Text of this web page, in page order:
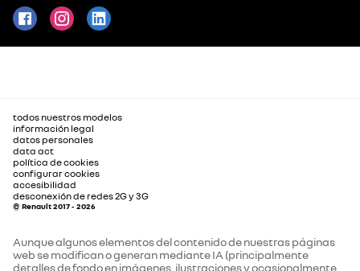
todos nuestros modelos
información legal
datos personales
data act
política de cookies
configurar cookies
accesibilidad
desconexión de redes 2G y 3G
© Renault 2017 - 2026
Aunque algunos elementos del contenido de nuestras páginas
web se modifican o generan mediante IA (principalmente
detalles de fondo en imágenes, ilustraciones y ocasionalmente